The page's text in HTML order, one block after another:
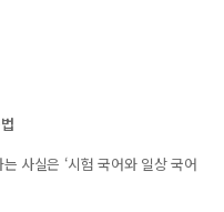
사실은 ‘시험 국어와 일상 국어